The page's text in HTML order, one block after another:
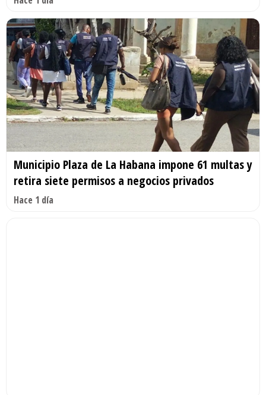
Municipio Plaza de La Habana impone 61 multas y
retira siete permisos a negocios privados
Hace 1 día